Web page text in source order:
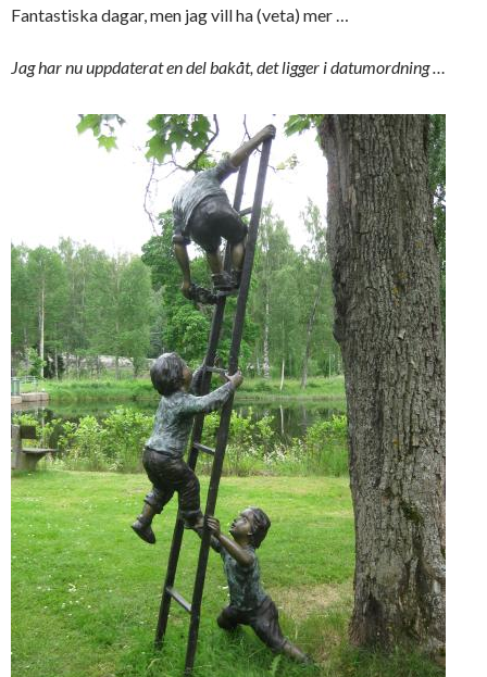
Fantastiska dagar, men jag vill ha (veta) mer …
Jag har nu uppdaterat en del bakåt, det ligger i datumordning …